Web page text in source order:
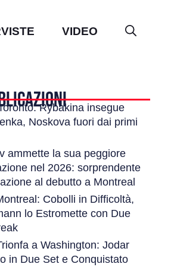
VIDEO
Rybakina insegue
Noskova fuori dai primi
ammette la sua peggiore
nel 2026: sorprendente
al debutto a Montreal
Cobolli in Difficoltà,
lo Estromette con Due
a Washington: Jodar
in Due Set e Conquistato